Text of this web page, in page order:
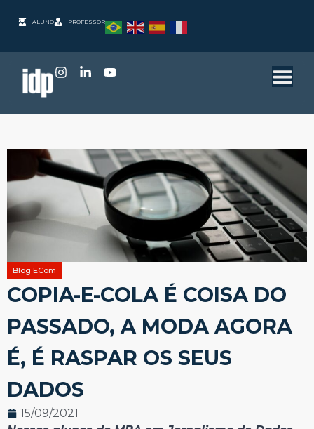
ALUNO PROFESSOR
Blog ECom
COPIA-E-COLA É COISA DO
PASSADO, A MODA AGORA
É, É RASPAR OS SEUS
DADOS
15/09/2021